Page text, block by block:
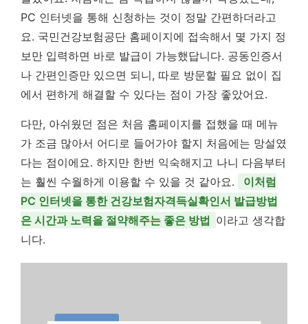
PC 인터넷을 통해 신청하는 것이 정말 간편하더라고
요. 국민건강보험공단 홈페이지에 접속해서 몇 가지 정
보만 입력하면 바로 발급이 가능했답니다. 공동인증서
나 간편인증만 있으면 되니, 따로 방문할 필요 없이 집
에서 편하게 해결할 수 있다는 점이 가장 좋았어요.
다만, 아쉬웠던 점은 처음 홈페이지를 접했을 때 메뉴
가 조금 많아서 어디로 들어가야 할지 처음에는 망설였
다는 점이에요. 하지만 한번 익숙해지고 나니 다음부터
는 훨씬 수월하게 이용할 수 있을 것 같아요.
이처럼
PC 인터넷을 통한 건강보험자격득실확인서 발급방법
은 시간과 노력을 절약해주는 좋은 방법 이라고 생각합
니다.